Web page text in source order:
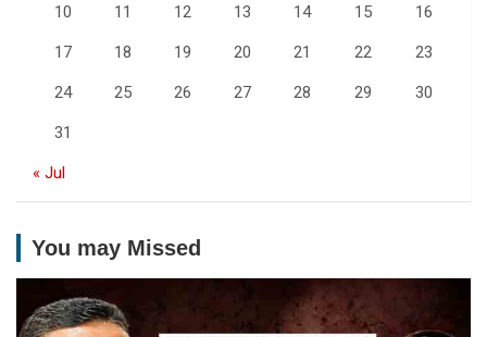
10 11 12 13 14 15 16
17 18 19 20 21 22 23
24 25 26 27 28 29 30
31
« Jul
You may Missed